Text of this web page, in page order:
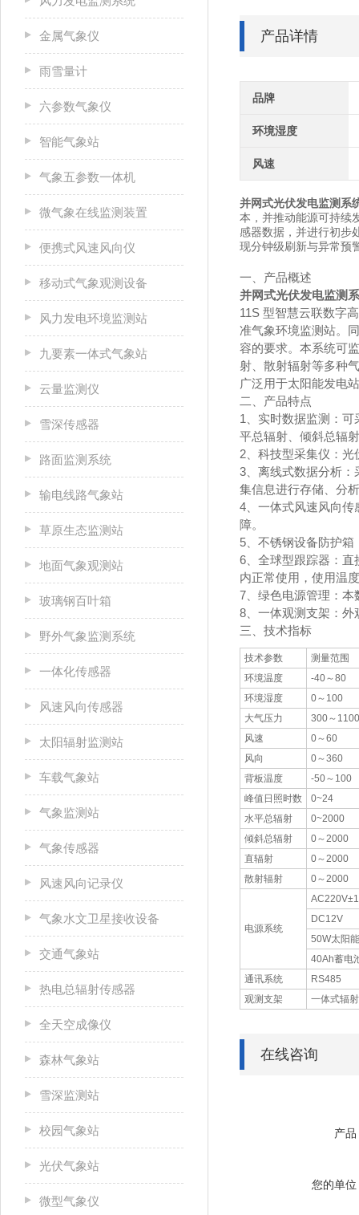
金属气象仪
雨雪量计
六参数气象仪
智能气象站
气象五参数一体机
微气象在线监测装置
便携式风速风向仪
移动式气象观测设备
风力发电环境监测站
九要素一体式气象站
云量监测仪
雪深传感器
路面监测系统
输电线路气象站
草原生态监测站
地面气象观测站
玻璃钢百叶箱
野外气象监测系统
一体化传感器
风速风向传感器
太阳辐射监测站
车载气象站
气象监测站
气象传感器
风速风向记录仪
气象水文卫星接收设备
交通气象站
热电总辐射传感器
全天空成像仪
森林气象站
雪深监测站
校园气象站
光伏气象站
微型气象仪
产品详情
品牌
环境湿度
风速
并网式光伏发电监测系
本，并推动能源可持续
感器数据，并进行初步
现分钟级刷新与异常预
一、产品概述
并网式光伏发电监测
11S 型智慧云联数字
准气象环境监测站。
容的要求。本系统可
射、散射辐射等多种
广泛用于太阳能发电
二、产品特点
1、实时数据监测： 可
平总辐射、倾斜总辐
2、科技型采集仪： 光
3、离线式数据分析：
集信息进行存储、分
4、一体式风速风向传
障。
5、不锈钢设备防护箱
6、全球型跟踪器： 直
内正常使用，使用温
7、绿色电源管理： 本
8、一体观测支架： 外
三、技术指标
技术参数
测量范围
环境温度
-40～80
环境湿度
0～100
大气压力
300～1100
风速
0～60
风向
0～360
背板温度
-50～100
峰值日照时数
0~24
水平总辐射
0~2000
倾斜总辐射
0～2000
直辐射
0～2000
散射辐射
0～2000
电源系统
DC12V
50W太阳
40Ah蓄电
通讯系统
RS485
观测支架
一体式辐
在线咨询
产品
您的单位